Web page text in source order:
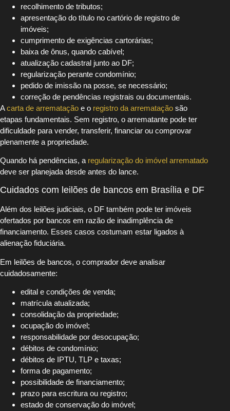
recolhimento de tributos;
apresentação do título no cartório de registro de
imóveis;
cumprimento de exigências cartorárias;
baixa de ônus, quando cabível;
atualização cadastral junto ao DF;
regularização perante condomínio;
pedido de imissão na posse, se necessário;
correção de pendências registrais ou documentais.
Acarta de arrematação e o registro da arrematação são
etapas fundamentais. Sem registro, o arrematante pode ter
dificuldade para vender, transferir, financiar ou comprovar
plenamente a propriedade.
Quando há pendências, a regularização do imóvel arrematado
deve ser planejada desde antes do lance.
Cuidados com leilões de bancos em Brasília e DF
Além dos leilões judiciais, o DF também pode ter imóveis
ofertados por bancos em razão de inadimplência de
financiamento. Esses casos costumam estar ligados à
alienação fiduciária.
Em leilões de bancos, o comprador deve analisar
cuidadosamente:
edital e condições de venda;
matrícula atualizada;
consolidação da propriedade;
ocupação do imóvel;
responsabilidade por desocupação;
débitos de condomínio;
débitos de IPTU, TLP e taxas;
forma de pagamento;
possibilidade de financiamento;
prazo para escritura ou registro;
estado de conservação do imóvel;